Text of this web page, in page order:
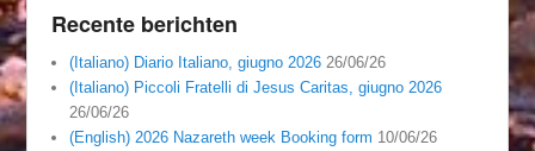
Recente berichten
(Italiano) Diario Italiano, giugno 2026 26/06/26
(Italiano) Piccoli Fratelli di Jesus Caritas, giugno 2026
26/06/26
(English) 2026 Nazareth week Booking form 10/06/26